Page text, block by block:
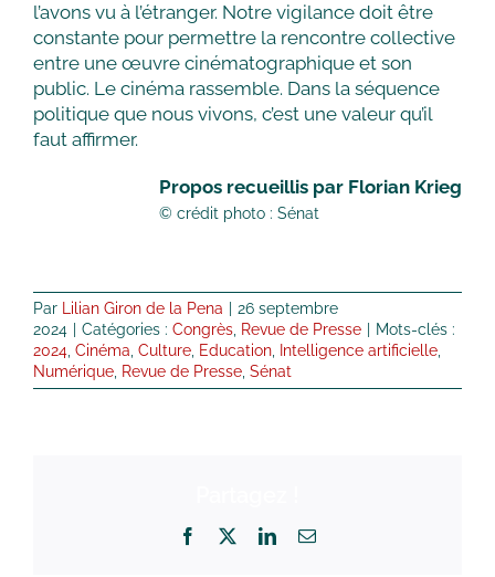
l’avons vu à l’étranger. Notre vigilance doit être
constante pour permettre la rencontre collective
entre une œuvre cinématographique et son
public. Le cinéma rassemble. Dans la séquence
politique que nous vivons, c’est une valeur qu’il
faut affirmer.
Propos recueillis par Florian Krieg
© crédit photo : Sénat
Par Lilian Giron de la Pena
26 septembre
2024
Catégories : Congrès Revue de Presse
Mots-clés :
2024 Cinéma Culture Education Intelligence artificielle
Numérique Revue de Presse Sénat
Facebook LinkedInEmail